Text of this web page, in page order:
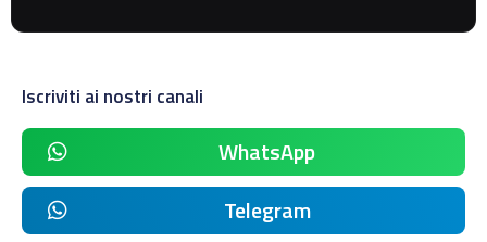
Iscriviti ai nostri canali
WhatsApp
Telegram